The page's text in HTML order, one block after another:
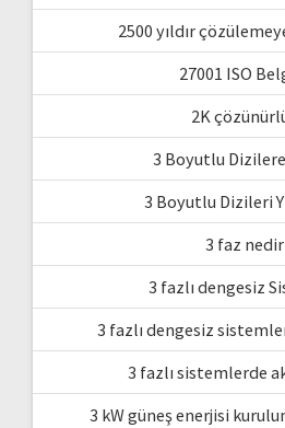
2500 yıldır
27001 ISO
2K
3 Boyutlu
3 Boyutlu Dizileri
3 faz nedir
3 fazlı dengesiz
3 fazlı dengesiz
3 fazlı sistemlerde
3 kW güneş enerjisi